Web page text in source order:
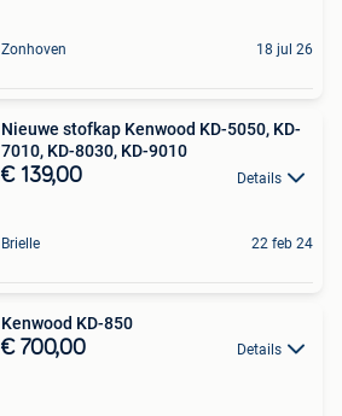
Zonhoven 18 jul 26
Nieuwe stofkap Kenwood KD-5050, KD-
7010, KD-8030, KD-9010
€ 139,00 Details
Brielle 22 feb 24
Kenwood KD-850
€ 700,00 Details